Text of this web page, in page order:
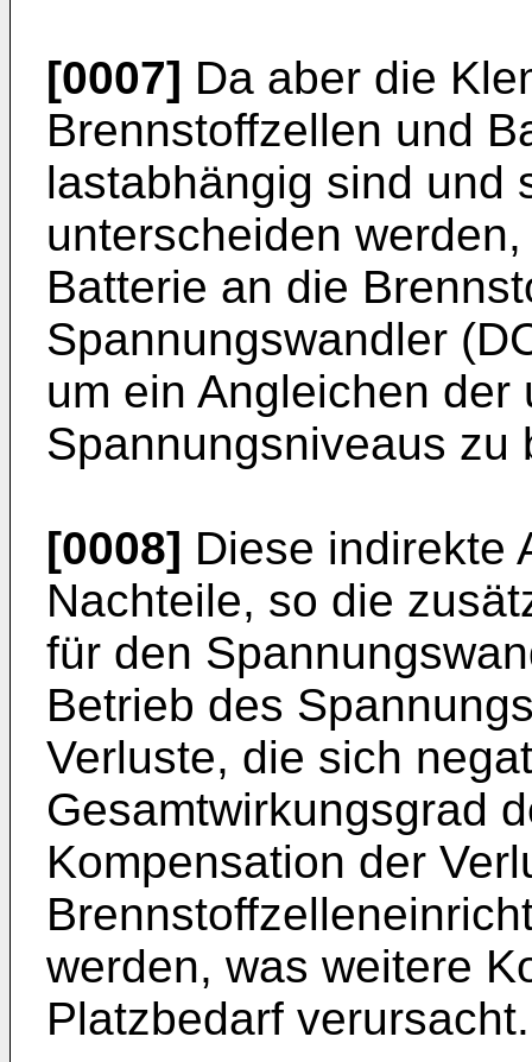
[0007] Da aber die
Brennstoffzellen und
lastabhängig sind und
unterscheiden
Batterie an die
Spannungswandler
um ein Angleichen
Spannungsniveaus zu
[0008] Diese indirekte
Nachteile, so die
für den
Betrieb des
Verluste, die sich
Gesamtwirkungsgrad
Kompensation der
werden, was weitere
Platzbedarf verursacht.